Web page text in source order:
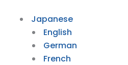
Japanese
English
German
French